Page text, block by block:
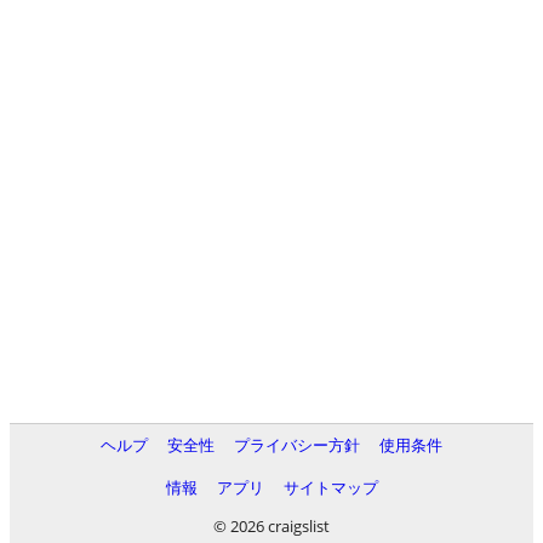
ヘルプ 安全性 プライバシー方針
使用条件
情報
アプリ
サイトマップ
© 2026 craigslist